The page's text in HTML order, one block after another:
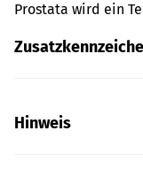
Prostata wird ein
Hinweis